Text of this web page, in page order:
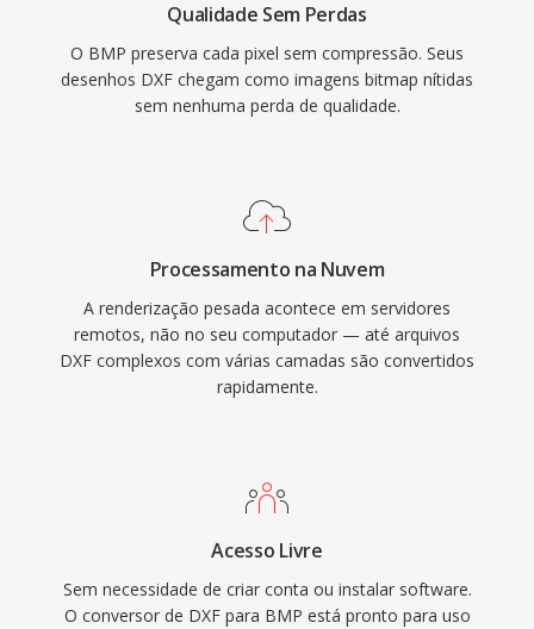
Qualidade Sem Perdas
O BMP preserva cada pixel sem compressão. Seus
desenhos DXF chegam como imagens bitmap nítidas
sem nenhuma perda de qualidade.
Processamento na Nuvem
A renderização pesada acontece em servidores
remotos, não no seu computador — até arquivos
DXF complexos com várias camadas são convertidos
rapidamente.
Acesso Livre
Sem necessidade de criar conta ou instalar software.
O conversor de DXF para BMP está pronto para uso